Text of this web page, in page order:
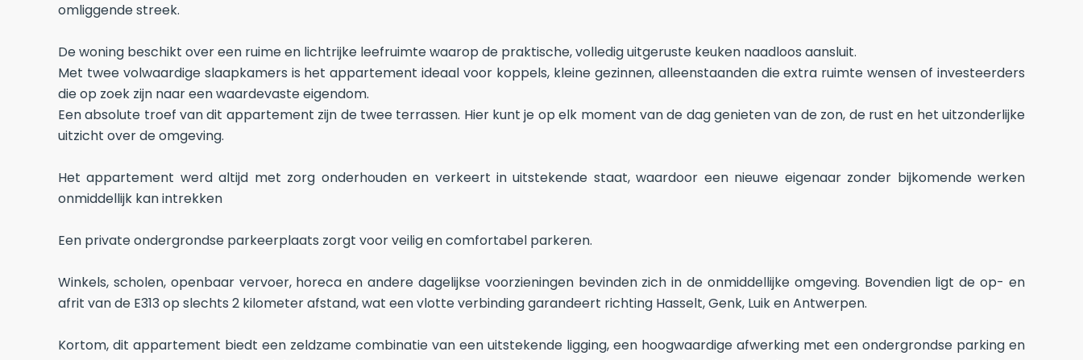
omliggende streek.
De woning beschikt over een ruime en lichtrijke leefruimte waarop de praktische, volledig uitgeruste keuken naadloos aansluit.
Met twee volwaardige slaapkamers is het appartement ideaal voor koppels, kleine gezinnen, alleenstaanden die extra ruimte wensen of investeerders
die op zoek zijn naar een waardevaste eigendom.
Een absolute troef van dit appartement zijn de twee terrassen. Hier kunt je op elk moment van de dag genieten van de zon, de rust en het uitzonderlijke
uitzicht over de omgeving.
Het appartement werd altijd met zorg onderhouden en verkeert in uitstekende staat, waardoor een nieuwe eigenaar zonder bijkomende werken
onmiddellijk kan intrekken
Een private ondergrondse parkeerplaats zorgt voor veilig en comfortabel parkeren.
Winkels, scholen, openbaar vervoer, horeca en andere dagelijkse voorzieningen bevinden zich in de onmiddellijke omgeving. Bovendien ligt de op- en
afrit van de E313 op slechts 2 kilometer afstand, wat een vlotte verbinding garandeert richting Hasselt, Genk, Luik en Antwerpen.
Kortom, dit appartement biedt een zeldzame combinatie van een uitstekende ligging, een hoogwaardige afwerking met een ondergrondse parking en